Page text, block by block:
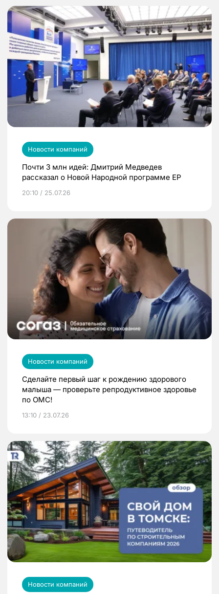
Новости компаний
Почти 3 млн идей: Дмитрий Медведев
рассказал о Новой Народной программе ЕР
20:10 / 25.07.26
Новости компаний
Сделайте первый шаг к рождению здорового
малыша — проверьте репродуктивное здоровье
по ОМС!
13:10 / 23.07.26
Новости компаний